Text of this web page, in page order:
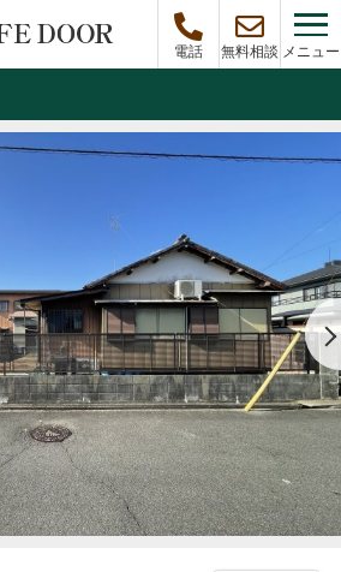
電話 無料相談 メニュー